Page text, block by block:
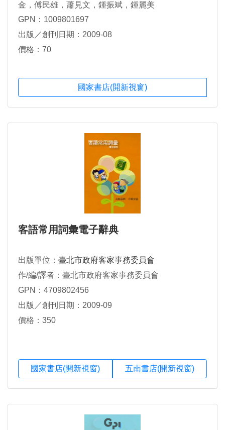
金，傅民雄，蕭見文，鍾振斌，鍾麗美
GPN：1009801697
出版／創刊日期：2009-08
價格：70
國家書店(開新視窗)
客語常用詞彙電子辭典
出版單位： 臺北市政府客家事務委員會
作/編/譯者：臺北市政府客家事務委員會
GPN：4709802456
出版／創刊日期：2009-09
價格：350
國家書店(開新視窗) 五南書店(開新視窗)